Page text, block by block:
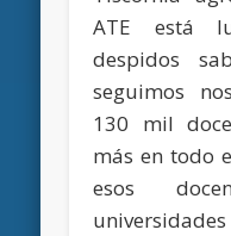
ATE está
despidos
seguimos
130 mil
más en todo
esos